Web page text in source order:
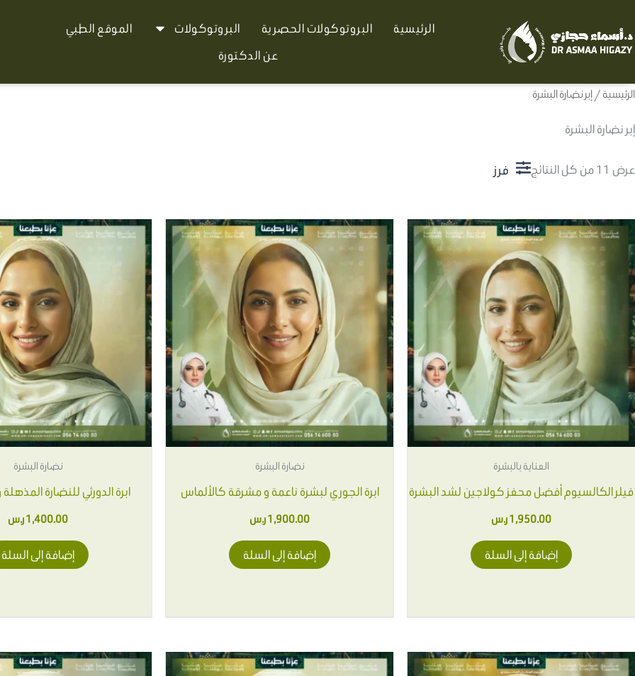
إلى
المحتوى
الرئيسية البروتوكولات الحصرية البروتوكولات
الموقع الطبي
عن الدكتورة
الرئيسية/ إبر نضارة البشرة
إبر نضارة البشرة
عرض ⁦11⁩ من كل النتائج
الفرز
حسب
الأحدث
فرز
العناية بالبشرة
فيلر الكالسيوم أفضل محفز كولاجين لشد البشرة
1,950.00ر.س
إضافة إلى السلة
نضارة البشرة
ابرة الجوري لبشرة ناعمة و مشرقة كالألماس
1,900.00ر.س
إضافة إلى السلة
نضارة البشرة
ابرة الدورثي للنضارة
1,400.00ر.س
إضافة إلى السلة
هناك